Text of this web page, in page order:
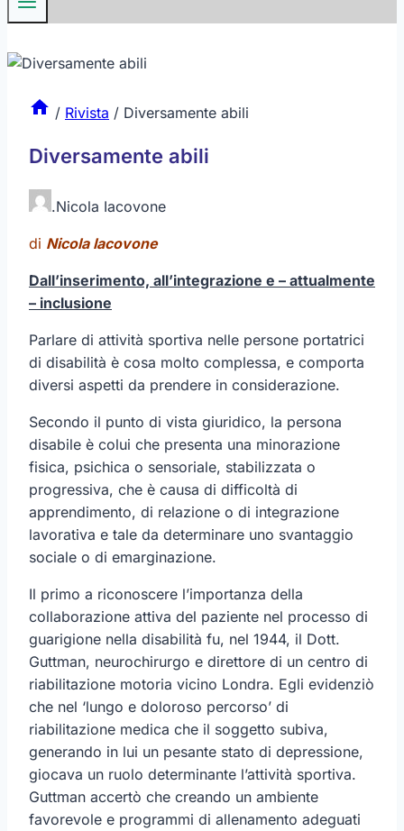
/ Rivista / Diversamente abili
Diversamente abili
.Nicola Iacovone
di Nicola Iacovone
Dall’inserimento, all’integrazione e – attualmente
– inclusione
Parlare di attività sportiva nelle persone portatrici
di disabilità è cosa molto complessa, e comporta
diversi aspetti da prendere in considerazione.
Secondo il punto di vista giuridico, la persona
disabile è colui che presenta una minorazione
fisica, psichica o sensoriale, stabilizzata o
progressiva, che è causa di difficoltà di
apprendimento, di relazione o di integrazione
lavorativa e tale da determinare uno svantaggio
sociale o di emarginazione.
Il primo a riconoscere l’importanza della
collaborazione attiva del paziente nel processo di
guarigione nella disabilità fu, nel 1944, il Dott.
Guttman, neurochirurgo e direttore di un centro di
riabilitazione motoria vicino Londra. Egli evidenziò
che nel ‘lungo e doloroso percorso’ di
riabilitazione medica che il soggetto subiva,
generando in lui un pesante stato di depressione,
giocava un ruolo determinante l’attività sportiva.
Guttman accertò che creando un ambiente
favorevole e programmi di allenamento adeguati